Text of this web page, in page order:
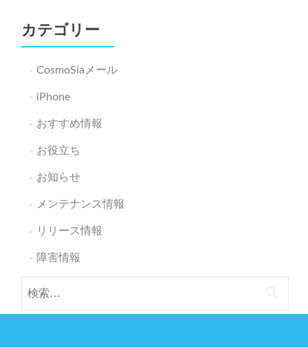
カテゴリー
CosmoSiaメール
iPhone
おすすめ情報
お役立ち
お知らせ
メンテナンス情報
リリース情報
障害情報
索: